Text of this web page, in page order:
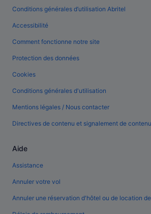
Conditions générales d’utilisation Abritel
Accessibilité
Comment fonctionne notre site
Protection des données
Cookies
Conditions générales d'utilisation
Mentions légales / Nous contacter
Directives de contenu et signalement de
Aide
Assistance
Annuler votre vol
Annuler une réservation d'hôtel ou de location